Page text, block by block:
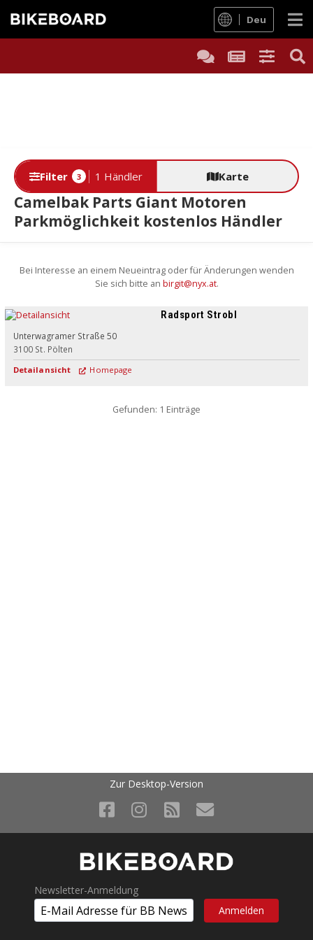
Deu
Filter 3 1 Händler Karte
Camelbak Parts Giant Motoren
Parkmöglichkeit kostenlos Händler
Bei Interesse an einem Neueintrag oder für Änderungen wenden
Sie sich bitte an birgit@nyx.at.
Radsport Strobl
Unterwagramer Straße 50
3100 St. Pölten
Detailansicht Homepage
Gefunden: 1 Einträge
Zur Desktop-Version
Newsletter-Anmeldung